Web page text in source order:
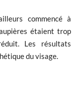
commencé à
étaient trop
Les résultats
du visage.